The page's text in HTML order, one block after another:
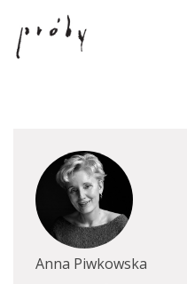
Anna Piwkowska